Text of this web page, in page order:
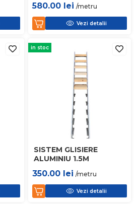
580.00 lei /metru
Vezi detalii
in stoc
SISTEM GLISIERE
ALUMINIU 1.5M
350.00 lei /metru
Vezi detalii